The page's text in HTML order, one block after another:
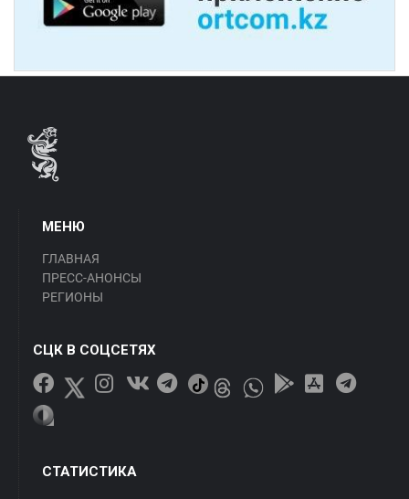
МЕНЮ
ГЛАВНАЯ
ПРЕСС-АНОНСЫ
РЕГИОНЫ
СЦК В СОЦСЕТЯХ
СТАТИСТИКА